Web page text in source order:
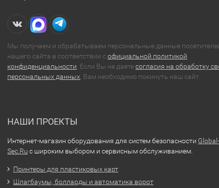
Мы получаем и обрабатываем персональные данные
нашего сайта в соответствии софициальной политикой
конфиденциальности . Если Вы не даетесогласия на обработку
персональных данных , Вам необходимо покинуть наш сайт.
НАШИ ПРОЕКТЫ
Интернет-магазин оборудования для систем безопасности Global-
Sec.Ru с широким выбором и сервисным обслуживанием.
Принтеры для пластиковых карт
Шлагбаумы, болларды и автоматика ворот